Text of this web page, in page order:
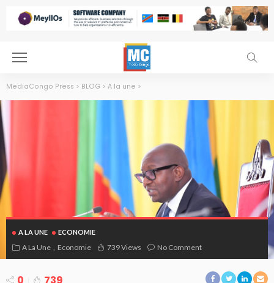
MediaCongo Press > BLOG > A la une >
A LA UNE ECONOMIE
A La Une Economie 739 Views No Comment